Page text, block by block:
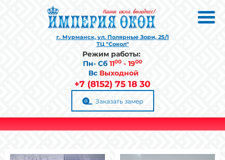
г. Мурманск, ул. Полярные Зори, 25/1
ТЦ "Сокол"
Режим работы:
Пн- Сб 1100 - 1900
Вс Выходной
+7 (8152) 75 18 30
Заказать замер